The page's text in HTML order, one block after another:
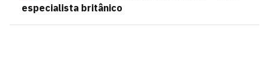
especialista britânico